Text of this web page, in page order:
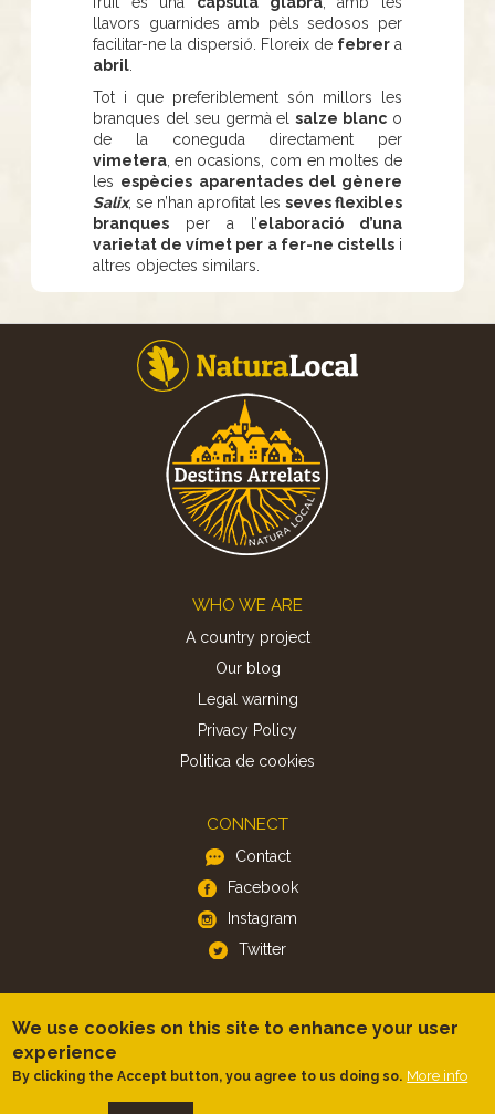
llavors guarnides amb pèls sedosos per
facilitar-ne la dispersió. Floreix de febrer a
abril
Tot i que preferiblement són millors les
branques del seu germà elsalze blanc o
de la coneguda directament per
vimetera , en ocasions, com en moltes de
les espècies aparentades del gènere
Salix, se n’han aprofitat les seves flexibles
branques per a l’elaboració d’una
varietat de vímet per a fer-ne cistellsi
altres objectes similars.
WHO WE ARE
A country project
Our blog
Legal warning
Privacy Policy
Politica de cookies
CONNECT
Contact
Facebook
Instagram
Twitter
Android
We use cookies on this site to enhance your user
experience
By clicking the Accept button, you agree to us doing so. More info